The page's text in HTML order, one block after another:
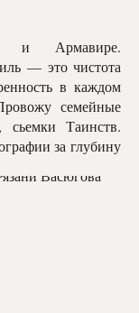
и Армавире.
— это чистота
в каждом
семейные
сьемки Таинств.
за глубину